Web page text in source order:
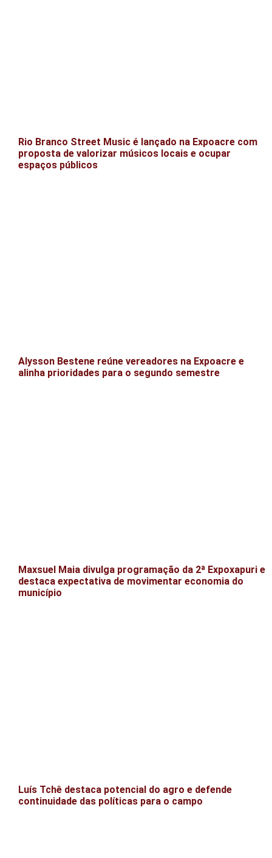
Rio Branco Street Music é lançado na Expoacre com
proposta de valorizar músicos locais e ocupar
espaços públicos
Alysson Bestene reúne vereadores na Expoacre e
alinha prioridades para o segundo semestre
Maxsuel Maia divulga programação da 2ª Expoxapuri e
destaca expectativa de movimentar economia do
município
Luís Tchê destaca potencial do agro e defende
continuidade das políticas para o campo